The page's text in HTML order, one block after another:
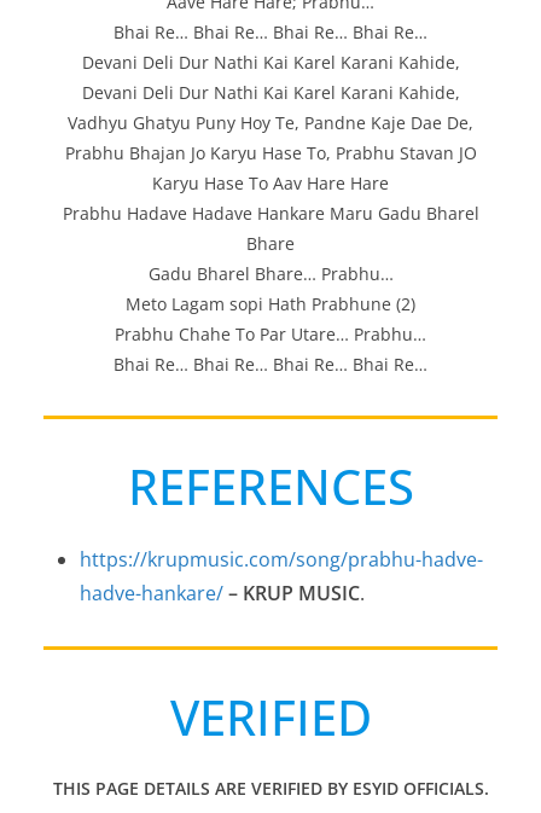
Bhai Re… Bhai Re… Bhai Re… Bhai Re…
Devani Deli Dur Nathi Kai Karel Karani Kahide,
Devani Deli Dur Nathi Kai Karel Karani Kahide,
Vadhyu Ghatyu Puny Hoy Te, Pandne Kaje Dae De,
Prabhu Bhajan Jo Karyu Hase To, Prabhu Stavan JO
Karyu Hase To Aav Hare Hare
Prabhu Hadave Hadave Hankare Maru Gadu Bharel
Bhare
Gadu Bharel Bhare… Prabhu…
Meto Lagam sopi Hath Prabhune (2)
Prabhu Chahe To Par Utare… Prabhu…
Bhai Re… Bhai Re… Bhai Re… Bhai Re…
REFERENCES
https://krupmusic.com/song/prabhu-hadve-
hadve-hankare/– KRUP MUSIC.
VERIFIED
THIS PAGE DETAILS ARE VERIFIED BY ESYID OFFICIALS.